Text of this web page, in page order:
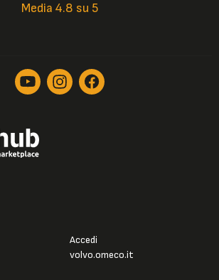
Media 4.8 su 5
Accedi
volvo.omeco.it